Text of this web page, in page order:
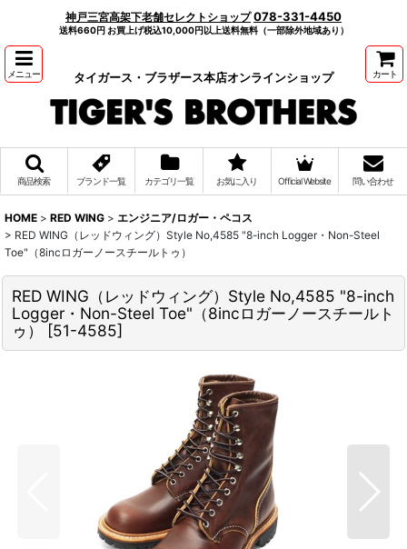
神戸三宮高架下老舗セレクトショップ 078-331-4450
送料660円 お買上げ税込10,000円以上送料無料（一部除外地域あり）
メニュー タイガース・ブラザース本店オンラインショップ カート
商品検索 ブランド一覧 カテゴリ一覧 お気に入り Official Website 問い合わせ
HOME > RED WING > エンジニア/ロガー・ペコス
> RED WING（レッドウィング）Style No,4585 "8-inch Logger・Non-Steel
Toe"（8incロガーノースチールトゥ）
RED WING（レッドウィング）Style No,4585 "8-inch
Logger・Non-Steel Toe"（8incロガーノースチールト
ゥ）
[51-4585]